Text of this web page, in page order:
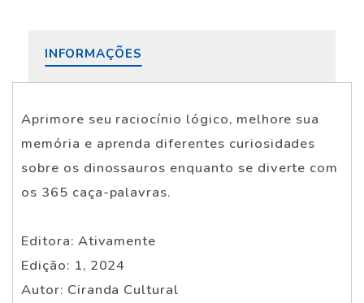
INFORMAÇÕES
Aprimore seu raciocínio lógico, melhore sua
memória e aprenda diferentes curiosidades
sobre os dinossauros enquanto se diverte com
os 365 caça-palavras.
Editora: Ativamente
Edição: 1, 2024
Autor: Ciranda Cultural